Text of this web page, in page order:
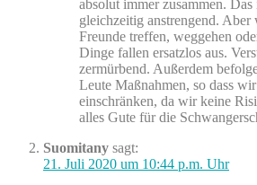
absolut immer zusammen. Das
gleichzeitig anstrengend. Aber
Freunde treffen, weggehen
Dinge fallen ersatzlos aus.
zermürbend. Außerdem
Leute Maßnahmen, so dass
einschränken, da wir keine
alles Gute für die
Suomitany sagt:
21. Juli 2020 um 10:44 p.m. Uhr